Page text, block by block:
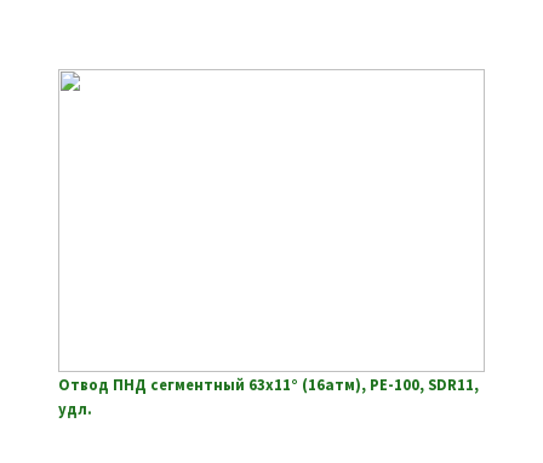
Отвод ПНД сегментный 63х11° (16атм), РЕ-100, SDR11,
удл.